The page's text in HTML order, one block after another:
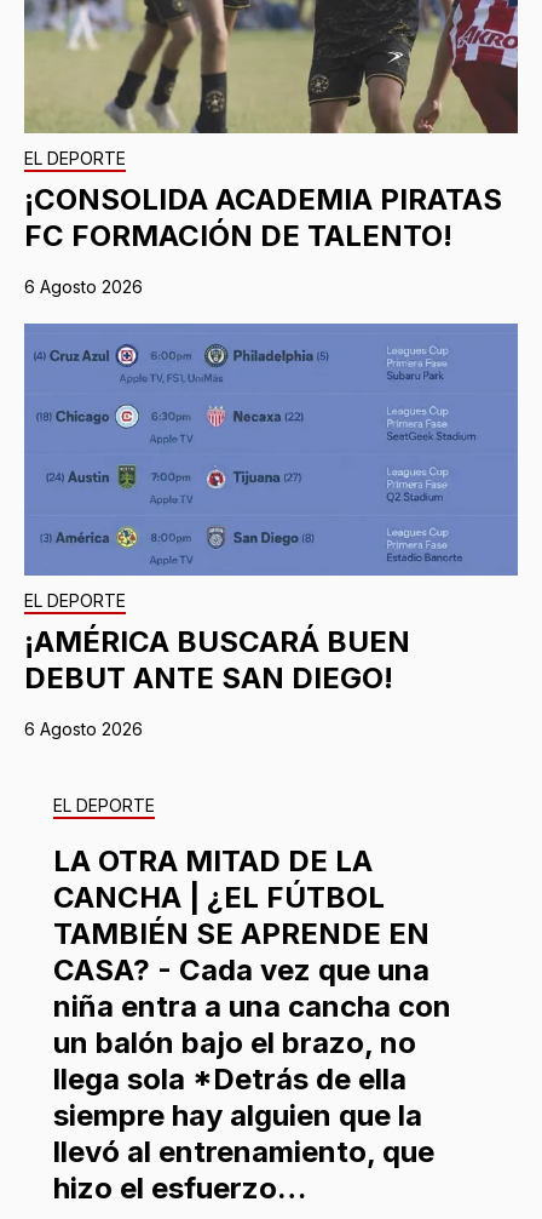
EL DEPORTE
¡CONSOLIDA ACADEMIA PIRATAS
FC FORMACIÓN DE TALENTO!
6 Agosto 2026
EL DEPORTE
¡AMÉRICA BUSCARÁ BUEN
DEBUT ANTE SAN DIEGO!
6 Agosto 2026
EL DEPORTE
LA OTRA MITAD DE LA
CANCHA | ¿EL FÚTBOL
TAMBIÉN SE APRENDE EN
CASA? - Cada vez que una
niña entra a una cancha con
un balón bajo el brazo, no
llega sola *Detrás de ella
siempre hay alguien que la
llevó al entrenamiento, que
hizo el esfuerzo…